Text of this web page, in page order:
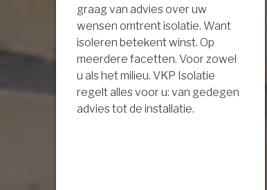
graag van advies over uw
wensen omtrent isolatie. Want
isoleren betekent winst. Op
meerdere facetten. Voor zowel
u als het milieu. VKP Isolatie
regelt alles voor u: van gedegen
advies tot de installatie.